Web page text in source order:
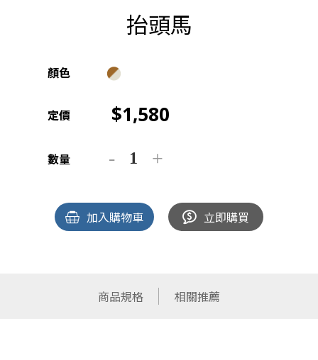
抬頭馬
顏色
定價 1,580
數量
加入購物車 立即購買
商品規格 相關推薦